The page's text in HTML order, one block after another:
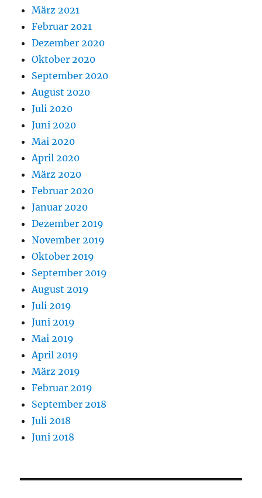
März 2021
Februar 2021
Dezember 2020
Oktober 2020
September 2020
August 2020
Juli 2020
Juni 2020
Mai 2020
April 2020
März 2020
Februar 2020
Januar 2020
Dezember 2019
November 2019
Oktober 2019
September 2019
August 2019
Juli 2019
Juni 2019
Mai 2019
April 2019
März 2019
Februar 2019
September 2018
Juli 2018
Juni 2018